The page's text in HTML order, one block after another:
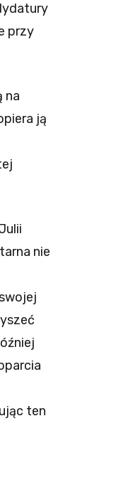
przy
na
ją
nie
ten